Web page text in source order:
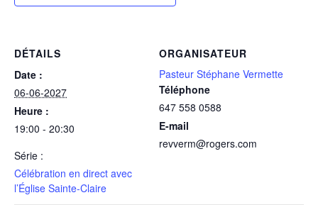
DÉTAILS
Date :
06-06-2027
Heure :
19:00 - 20:30
Série :
Célébration en direct avec
l’Église Sainte-Claire
ORGANISATEUR
Pasteur Stéphane Vermette
Téléphone
647 558 0588
E-mail
revverm@rogers.com